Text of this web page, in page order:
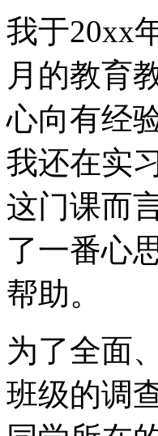
我于20xx
月的教育
心向有经
我还在实
这门课而
了一番心
帮助。
为了全面
班级的调